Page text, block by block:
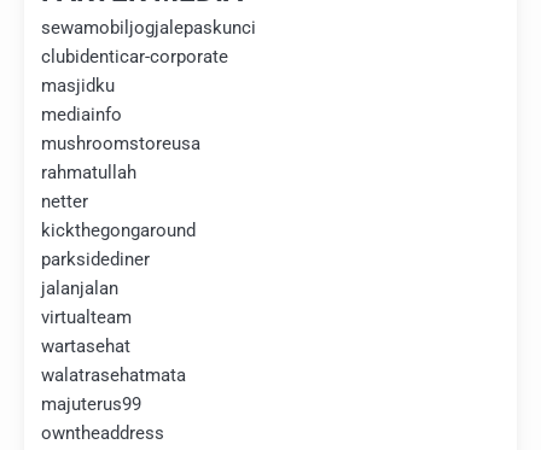
sewamobiljogjalepaskunci
clubidenticar-corporate
masjidku
mediainfo
mushroomstoreusa
rahmatullah
netter
kickthegongaround
parksidediner
jalanjalan
virtualteam
wartasehat
walatrasehatmata
majuterus99
owntheaddress